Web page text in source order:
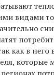
видами
как в
которые